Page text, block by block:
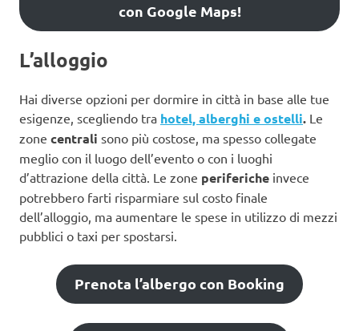
con Google Maps!
L’alloggio
Hai diverse opzioni per dormire in città in base alle tue
esigenze, scegliendo tra hotel, alberghi e ostelli. Le
zone centrali sono più costose, ma spesso collegate
meglio con il luogo dell’evento o con i luoghi
d’attrazione della città. Le zone periferiche invece
potrebbero farti risparmiare sul costo finale
dell’alloggio, ma aumentare le spese in utilizzo di mezzi
pubblici o taxi per spostarsi.
Prenota l’albergo con Booking